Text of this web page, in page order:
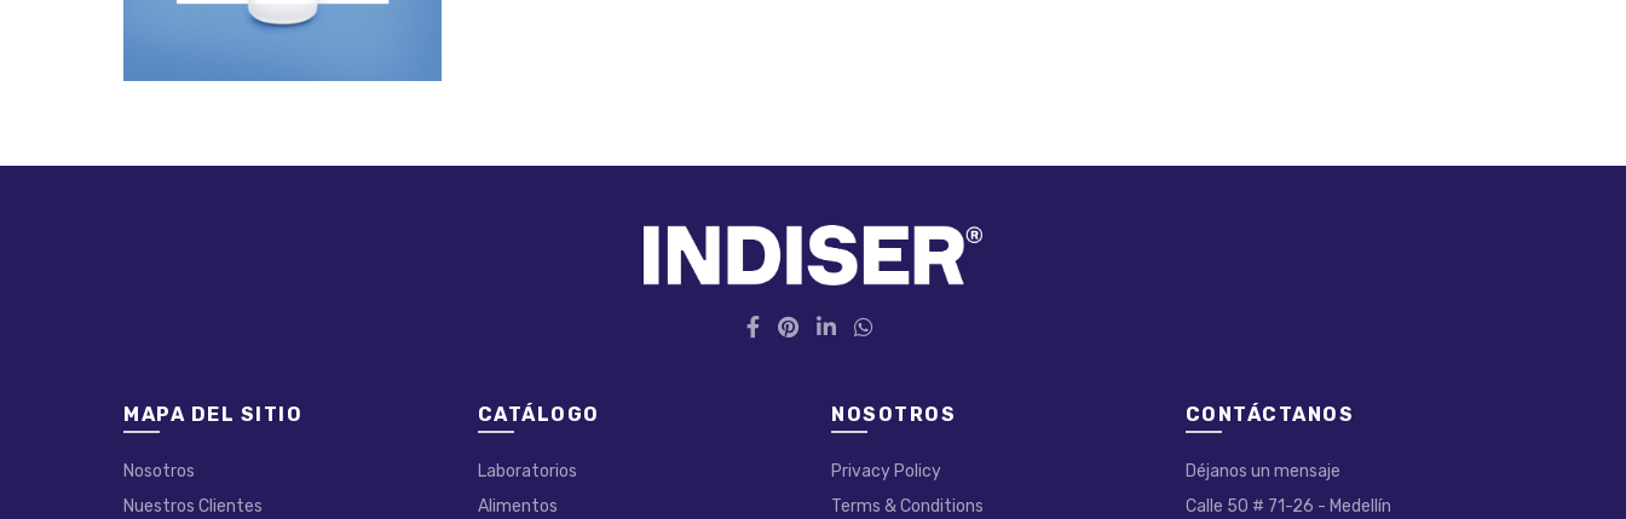
MAPA DEL SITIO
Nosotros
Nuestros Clientes
CATÁLOGO
Laboratorios
Alimentos
NOSOTROS
Privacy Policy
Terms & Conditions
CONTÁCTANOS
Déjanos un mensaje
Calle 50 # 71-26 - Medellín